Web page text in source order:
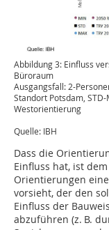
Abbildung 3: Einfluss
Büroraum
Ausgangsfall: 2-
Standort Potsdam,
Westorientierung
Quelle: IBH
Dass die
Einfluss hat, ist
Orientierungen
vorsieht, der den
Einfluss der
abzuführen (z. B.